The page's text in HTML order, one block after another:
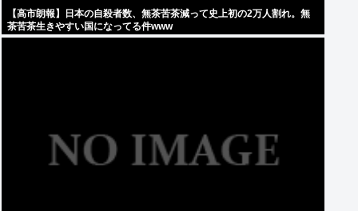
【高市朗報】日本の自殺者数、無茶苦茶減って史上初の2万人割れ。無
茶苦茶生きやすい国になってる件www